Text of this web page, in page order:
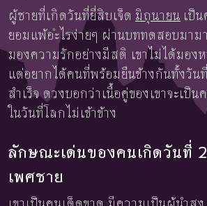
ผู้ชายที่เกิดวันที่ยี่สิบเจ็ด มิถุนายน เป็
ยอมแพ้อะไรง่ายๆ ผ่านบททดสอบมา
มองความรักอย่างมีสติ เขาไม่ได้มอง
แต่อยากได้คนที่พร้อมยืนข้างกันทั้งวัน
สำเร็จ ดวงบอกว่าเนื้อคู่ของเขาจะเป็
ในวันที่โลกไม่เข้าข้าง
ลักษณะเด่นของคนเกิดวันที่
เพศชาย